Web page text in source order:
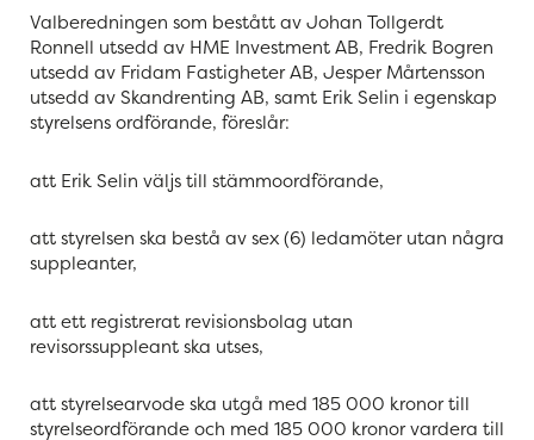
Valberedningen som bestått av Johan Tollgerdt
Ronnell utsedd av HME Investment AB, Fredrik Bogren
utsedd av Fridam Fastigheter AB, Jesper Mårtensson
utsedd av Skandrenting AB, samt Erik Selin i egenskap
styrelsens ordförande, föreslår:
att Erik Selin väljs till stämmoordförande,
att styrelsen ska bestå av sex (6) ledamöter utan några
suppleanter,
att ett registrerat revisionsbolag utan
revisorssuppleant ska utses,
att styrelsearvode ska utgå med 185 000 kronor till
styrelseordförande och med 185 000 kronor vardera till